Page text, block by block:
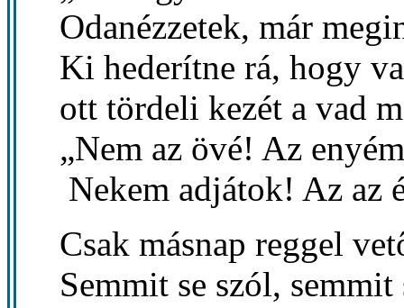
Odanézzetek, már
Ki hederítne rá, hogy
ott tördeli kezét a vad
„Nem az övé! Az
Nekem adjátok! Az az
Csak másnap reggel
Semmit se szól, semmit